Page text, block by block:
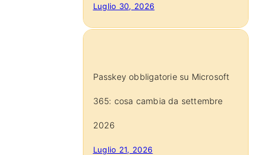
Luglio 30, 2026
Passkey obbligatorie su Microsoft
365: cosa cambia da settembre
2026
Luglio 21, 2026